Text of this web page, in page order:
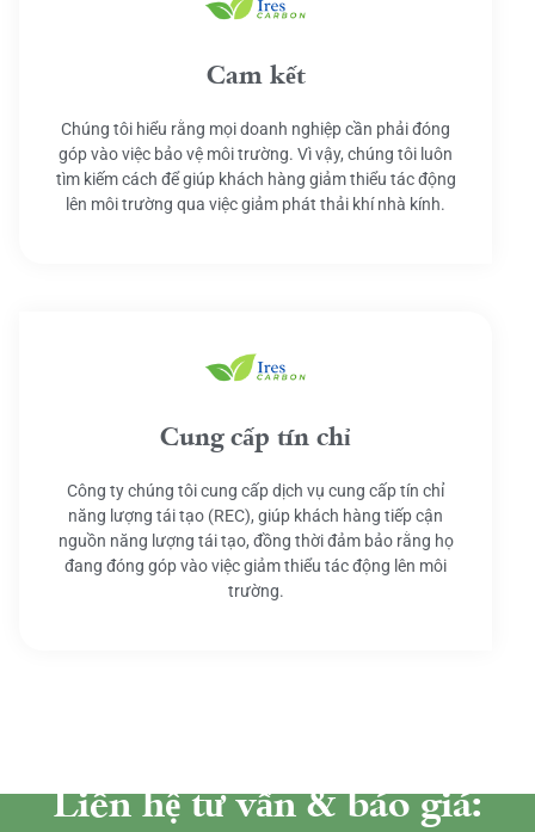
Cam kết
Chúng tôi hiểu rằng mọi doanh nghiệp cần phải đóng
góp vào việc bảo vệ môi trường. Vì vậy, chúng tôi luôn
tìm kiếm cách để giúp khách hàng giảm thiểu tác động
lên môi trường qua việc giảm phát thải khí nhà kính.
Cung cấp tín chỉ
Công ty chúng tôi cung cấp dịch vụ cung cấp tín chỉ
năng lượng tái tạo (REC), giúp khách hàng tiếp cận
nguồn năng lượng tái tạo, đồng thời đảm bảo rằng họ
đang đóng góp vào việc giảm thiểu tác động lên môi
trường.
Liên hệ tư vấn & báo giá: